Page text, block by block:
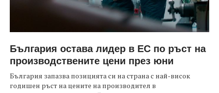
България остава лидер в ЕС по ръст на
производствените цени през юни
България запазва позицията си на страна с най-висок
годишен ръст на цените на производител в